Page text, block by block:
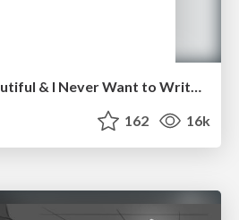
CoffeeScript is Beautiful & I Never Want to Write Plain JavaScript Again
162 16k